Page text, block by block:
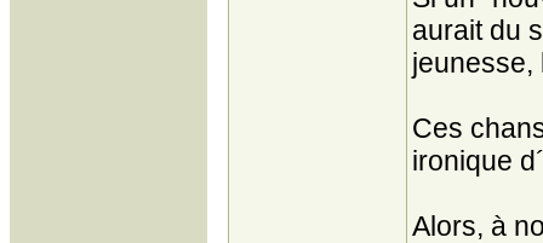
aurait du
jeunesse,
Ces
ironique
Alors, à